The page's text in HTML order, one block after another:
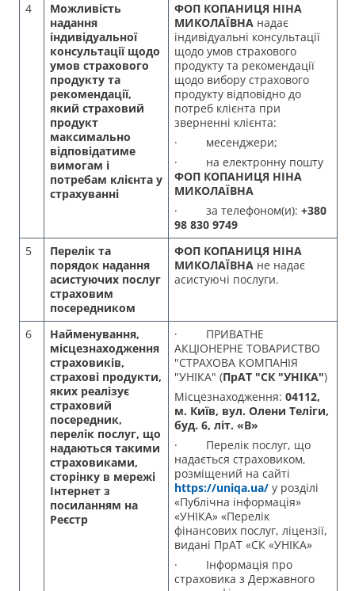
4
Можливість
надання
індивідуальної
консультації щодо
умов страхового
продукту та
рекомендації,
який страховий
продукт
максимально
відповідатиме
вимогам і
потребам клієнта у
страхуванні
ФОП КОПАНИЦЯ НІНА
МИКОЛАЇВНА надає
індивідуальні консультації
щодо умов страхового
продукту та рекомендації
щодо вибору страхового
продукту відповідно до
потреб клієнта при
зверненні клієнта:
· месенджери;
· на електронну пошту
ФОП КОПАНИЦЯ НІНА
МИКОЛАЇВНА
· за телефоном(и): +380
98 830 9749
5
Перелік та
порядок надання
асистуючих послуг
страховим
посередником
ФОП КОПАНИЦЯ НІНА
МИКОЛАЇВНА не надає
асистуючі послуги.
6
Найменування,
місцезнаходження
страховиків,
страхові продукти,
яких реалізує
страховий
посередник,
перелік послуг, що
надаються такими
страховиками,
сторінку в мережі
Інтернет з
посиланням на
Реєстр
· ПРИВАТНЕ
АКЦІОНЕРНЕ ТОВАРИСТВО
"СТРАХОВА КОМПАНІЯ
"УНІКА" (ПрАТ "СК "УНІКА")
Місцезнаходження: 04112,
м. Київ, вул. Олени Теліги,
буд. 6, літ. «В»
· Перелік послуг, що
надається страховиком,
розміщений на сайті
https://uniqa.ua/ у розділі
«Публічна інформація»
«УНІКА» «Перелік
фінансових послуг, ліцензії,
видані ПрАТ «СК «УНІКА»
· Інформація про
страховика з Державного